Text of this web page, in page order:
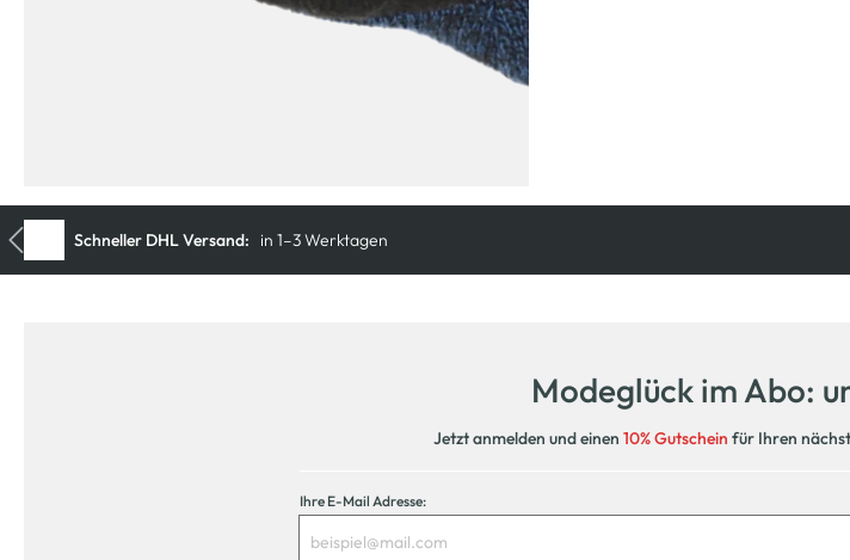
Modeglück im Abo:
Jetzt anmelden und einen 10% Gutschein für Ihren
Ihre E-Mail Adresse: